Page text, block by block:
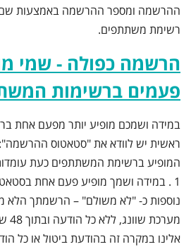
ההרשמה ומספר ההרשמה באמצעות
רשימת משתתפים.
הרשמה כפולה - שמי
פעמים ברשימות
במידה ושמכם מופיע יותר מפעם אחת
ראשית יש לוודא את "סטאטוס
המופיע ברשימת המשתתפים כעת עומדות בפניך 3
1 . במידה ושמך מופיע פעם אחת
נוספות כ- "לא משולם" – הרשמתך הלא
אלינו במקרה זה בהודעת ביטול או כל